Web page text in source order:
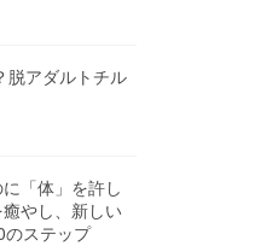
脱アダルトチル
「体」を許し
やし、新しい
のステップ